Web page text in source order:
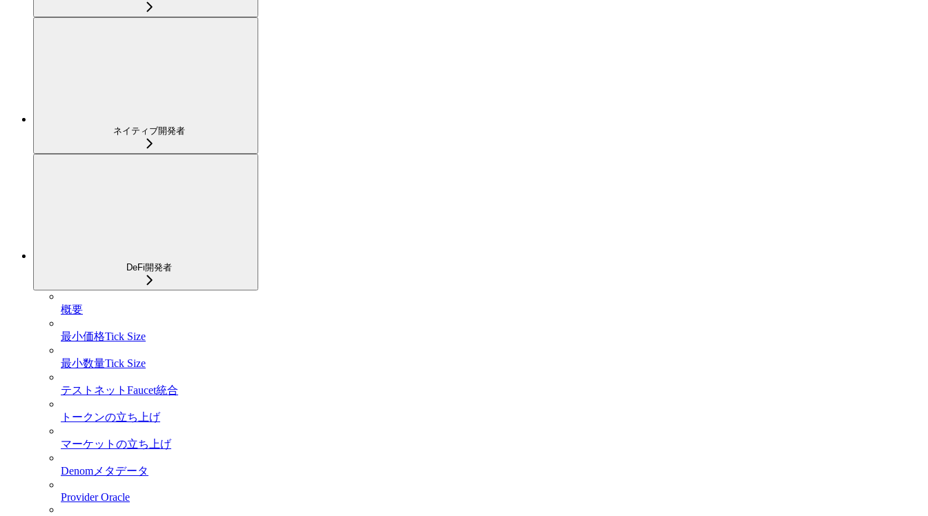
ネイティブ開発者
DeFi開発者
概要
最小価格Tick Size
最小数量Tick Size
テストネットFaucet統合
トークンの立ち上げ
マーケットの立ち上げ
Denomメタデータ
Provider Oracle